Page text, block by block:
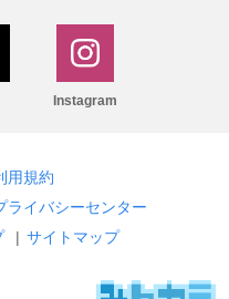
Instagram
用規約
ライバシーセンター
| サイトマップ